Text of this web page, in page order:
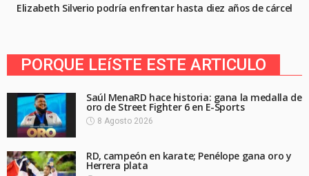
Elizabeth Silverio podría enfrentar hasta diez años de cárcel
PORQUE LEíSTE ESTE ARTICULO
Saúl MenaRD hace historia: gana la medalla de
oro de Street Fighter 6 en E-Sports
8 Agosto 2026
RD, campeón en karate; Penélope gana oro y
Herrera plata